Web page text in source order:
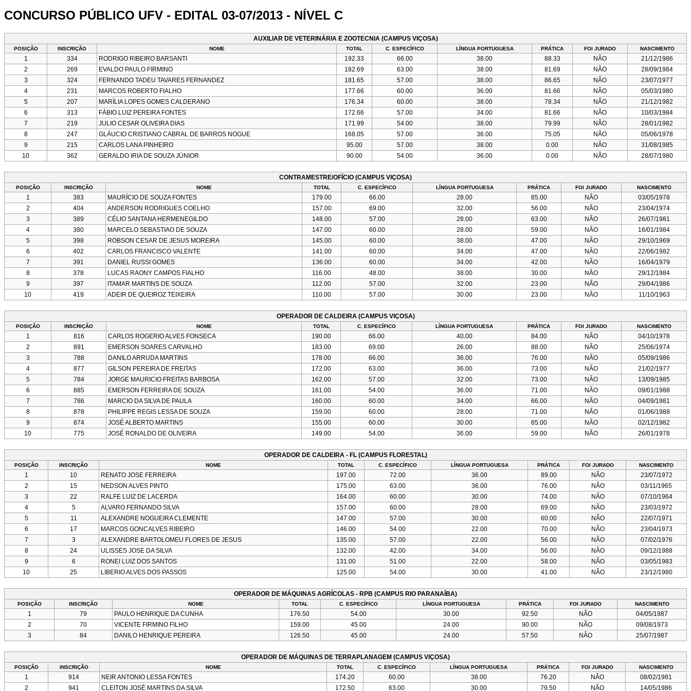
CONCURSO PÚBLICO UFV - EDITAL 03-07/2013 - NÍVEL C
AUXILIAR DE VETERINÁRIA E ZOOTECNIA (CAMPUS VIÇOSA)
POSIÇÃO INSCRIÇÃO NOME TOTAL C. ESPECÍFICO LÍNGUA PORTUGUESA PRÁTICA FOI JURADO NASCIMENTO
1 334 RODRIGO RIBEIRO BARSANTI 192.33 66.00 38.00 88.33 NÃO
21/12/1986
2
269 EVALDO PAULO FIRMINO 182.69 63.00 38.00 81.69 NÃO
28/09/1984
3
324 FERNANDO TADEU TAVARES FERNANDEZ 181.65 57.00 38.00 86.65 NÃO
23/07/1977
4
231 MARCOS ROBERTO FIALHO 177.66 60.00 36.00 81.66 NÃO
05/03/1980
5
207 MARÍLIA LOPES GOMES CALDERANO 176.34 60.00 38.00 78.34 NÃO
21/12/1982
6
313 FÁBIO LUIZ PEREIRA FONTES 172.66 57.00 34.00 81.66 NÃO
10/03/1984
7
219 JULIO CESAR OLIVEIRA DIAS 171.99 54.00 38.00 79.99 NÃO
28/01/1982
8
247 GLÁUCIO CRISTIANO CABRAL DE BARROS NOGUE 168.05 57.00 36.00 75.05 NÃO
05/06/1978
9
215 CARLOS LANA PINHEIRO 95.00 57.00 38.00 0.00 NÃO
31/08/1985
10
362 GERALDO IRIA DE SOUZA JÚNIOR 90.00 54.00 36.00 0.00 NÃO 28/07/1980
CONTRAMESTRE/OFÍCIO (CAMPUS VIÇOSA)
POSIÇÃO INSCRIÇÃO NOME TOTAL C. ESPECÍFICO LÍNGUA PORTUGUESA PRÁTICA FOI JURADO NASCIMENTO
1 383 MAURÍCIO DE SOUZA FONTES 179.00 66.00 28.00 85.00 NÃO
03/05/1978
2
404 ANDERSON RODRIGUES COELHO 157.00 69.00 32.00 56.00 NÃO
23/04/1974
3
389 CÉLIO SANTANA HERMENEGILDO 148.00 57.00 28.00 63.00 NÃO
26/07/1981
4
380 MARCELO SEBASTIAO DE SOUZA 147.00 60.00 28.00 59.00 NÃO
16/01/1984
5
398 ROBSON CESAR DE JESUS MOREIRA 145.00 60.00 38.00 47.00 NÃO
29/10/1969
6
402 CARLOS FRANCISCO VALENTE 141.00 60.00 34.00 47.00 NÃO
22/06/1982
7
391 DANIEL RUSSI GOMES 136.00 60.00 34.00 42.00 NÃO
16/04/1979
8
378 LUCAS RAONY CAMPOS FIALHO 116.00 48.00 38.00 30.00 NÃO
29/12/1984
9
397 ITAMAR MARTINS DE SOUZA 112.00 57.00 32.00 23.00 NÃO
29/04/1986
10
419 ADEIR DE QUEIROZ TEIXEIRA 110.00 57.00 30.00 23.00 NÃO 11/10/1963
OPERADOR DE CALDEIRA (CAMPUS VIÇOSA)
POSIÇÃO INSCRIÇÃO NOME TOTAL C. ESPECÍFICO LÍNGUA PORTUGUESA PRÁTICA FOI JURADO NASCIMENTO
1 816 CARLOS ROGERIO ALVES FONSECA 190.00 66.00 40.00 84.00 NÃO
04/10/1978
2
891 EMERSON SOARES CARVALHO 183.00 69.00 26.00 88.00 NÃO
25/06/1974
3
788 DANILO ARRUDA MARTINS 178.00 66.00 36.00 76.00 NÃO
05/09/1986
4
877 GILSON PEREIRA DE FREITAS 172.00 63.00 36.00 73.00 NÃO
21/02/1977
5
784 JORGE MAURICIO FREITAS BARBOSA 162.00 57.00 32.00 73.00 NÃO
13/09/1985
6
885 EMERSON FERREIRA DE SOUZA 161.00 54.00 36.00 71.00 NÃO
09/01/1988
7
786 MARCIO DA SILVA DE PAULA 160.00 60.00 34.00 66.00 NÃO
04/09/1981
8
878 PHILIPPE REGIS LESSA DE SOUZA 159.00 60.00 28.00 71.00 NÃO
01/06/1988
9
874 JOSÉ ALBERTO MARTINS 155.00 60.00 30.00 65.00 NÃO
02/12/1982
10
775 JOSÉ RONALDO DE OLIVEIRA 149.00 54.00 36.00 59.00 NÃO 26/01/1978
OPERADOR DE CALDEIRA - FL (CAMPUS FLORESTAL)
POSIÇÃO INSCRIÇÃO NOME TOTAL C. ESPECÍFICO LÍNGUA PORTUGUESA PRÁTICA FOI JURADO NASCIMENTO
1 10 RENATO JOSE FERREIRA 197.00 72.00 36.00 89.00 NÃO
23/07/1972
2
15 NEDSON ALVES PINTO 175.00 63.00 36.00 76.00 NÃO
03/11/1965
3
22 RALFE LUIZ DE LACERDA 164.00 60.00 30.00 74.00 NÃO
07/10/1964
4
5 ALVARO FERNANDO SILVA 157.00 60.00 28.00 69.00 NÃO
23/03/1972
5
11 ALEXANDRE NOGUEIRA CLEMENTE 147.00 57.00 30.00 60.00 NÃO
22/07/1971
6
17 MARCOS GONCALVES RIBEIRO 146.00 54.00 22.00 70.00 NÃO
23/04/1973
7
3 ALEXANDRE BARTOLOMEU FLORES DE JESUS 135.00 57.00 22.00 56.00 NÃO
07/02/1976
8
24 ULISSES JOSE DA SILVA 132.00 42.00 34.00 56.00 NÃO
09/12/1988
9
6 RONEI LUIZ DOS SANTOS 131.00 51.00 22.00 58.00 NÃO
03/05/1983
10
25 LIBERIO ALVES DOS PASSOS 125.00 54.00 30.00 41.00 NÃO 23/12/1980
OPERADOR DE MÁQUINAS AGRÍCOLAS - RPB (CAMPUS RIO PARANAÍBA)
POSIÇÃO INSCRIÇÃO NOME TOTAL C. ESPECÍFICO LÍNGUA PORTUGUESA PRÁTICA FOI JURADO NASCIMENTO
1 79 PAULO HENRIQUE DA CUNHA 176.50 54.00 30.00 92.50 NÃO
04/05/1987
2
70 VICENTE FIRMINO FILHO 159.00 45.00 24.00 90.00 NÃO
09/08/1973
3
84 DANILO HENRIQUE PEREIRA 126.50 45.00 24.00 57.50 NÃO 25/07/1987
OPERADOR DE MÁQUINAS DE TERRAPLANAGEM (CAMPUS VIÇOSA)
POSIÇÃO INSCRIÇÃO NOME TOTAL C. ESPECÍFICO LÍNGUA PORTUGUESA PRÁTICA FOI JURADO NASCIMENTO
1 914 NEIR ANTONIO LESSA FONTES 174.20 60.00 38.00 76.20 NÃO
08/02/1981
2
941 CLEITON JOSÉ MARTINS DA SILVA 172.50 63.00 30.00 79.50 NÃO 14/05/1986